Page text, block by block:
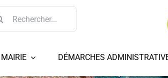
MAIRIE DÉMARCHES